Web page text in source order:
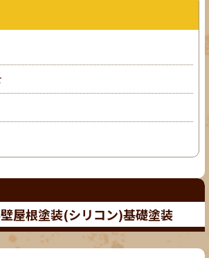
屋根塗装(シリコン)基礎塗装